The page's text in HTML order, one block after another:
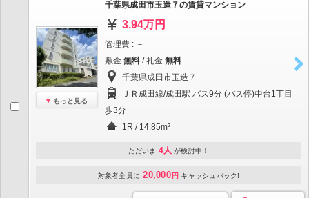
もっと見る
千葉県成田市玉造７の賃貸マンション
3.94万円
管理費 : －
敷金 無料 / 礼金 無料
千葉県成田市玉造７
ＪＲ成田線/成田駅 バス9分 (バス停)中台1丁目
歩3分
1R / 14.85m²
ただいま 4人 が検討中！
対象者全員に 20,000 円 キャッシュバック!